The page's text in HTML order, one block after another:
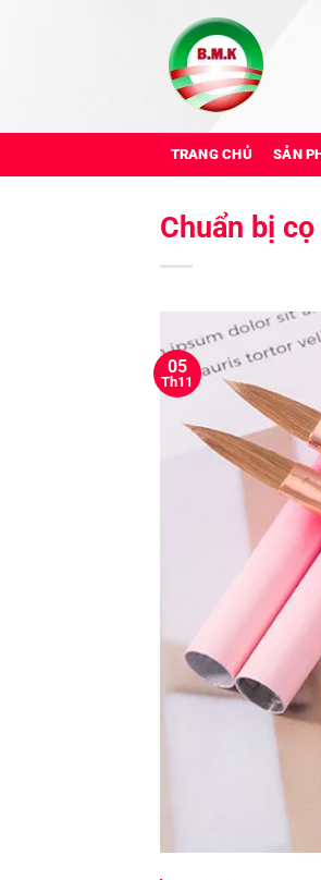
TRANG CHỦ SẢN
Chuẩn bị
05
Th11